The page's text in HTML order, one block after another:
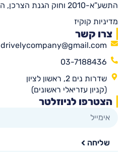
התשע”א-2010 וחוק הגנת הצרכן, התשמ”א-1981″
מדיניות קוקיז
צרו קשר
drivelycompany@gmail.com
03-7188436
שדרות נים 2, ראשון לציון
(קניון עזריאלי ראשונים)
הצטרפו לניוזלטר
שליחה